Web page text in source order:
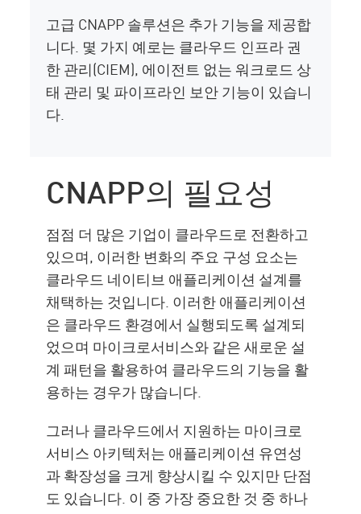
고급 CNAPP 솔루션은 추가 기능을 제공합
니다. 몇 가지 예로는 클라우드 인프라 권
한 관리(CIEM), 에이전트 없는 워크로드 상
태 관리 및 파이프라인 보안 기능이 있습니
다.
CNAPP의 필요성
점점 더 많은 기업이 클라우드로 전환하고
있으며, 이러한 변화의 주요 구성 요소는
클라우드 네이티브 애플리케이션 설계를
채택하는 것입니다. 이러한 애플리케이션
은 클라우드 환경에서 실행되도록 설계되
었으며 마이크로서비스와 같은 새로운 설
계 패턴을 활용하여 클라우드의 기능을 활
용하는 경우가 많습니다.
그러나 클라우드에서 지원하는 마이크로
서비스 아키텍처는 애플리케이션 유연성
과 확장성을 크게 향상시킬 수 있지만 단점
도 있습니다. 이 중 가장 중요한 것 중 하나